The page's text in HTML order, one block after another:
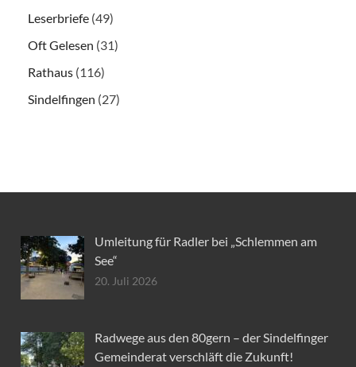
Leserbriefe (49)
Oft Gelesen (31)
Rathaus (116)
Sindelfingen (27)
Umleitung für Radler bei „Schlemmen am
See“
20. Juli 2026
Radwege aus den 80gern – der Sindelfinger
Gemeinderat verschläft die Zukunft!